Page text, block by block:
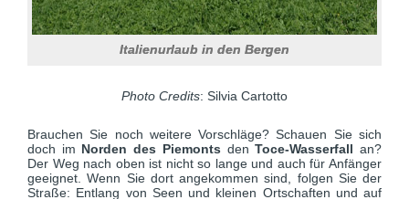
Italienurlaub in den Bergen
Photo Credits: Silvia Cartotto
Brauchen Sie noch weitere Vorschläge? Schauen Sie sich
doch im Norden des Piemonts denToce-Wasserfallan?
Der Weg nach oben ist nicht so lange und auch für Anfänger
geeignet. Wenn Sie dort angekommen sind, folgen Sie der
Straße: Entlang von Seen und kleinen Ortschaften und auf